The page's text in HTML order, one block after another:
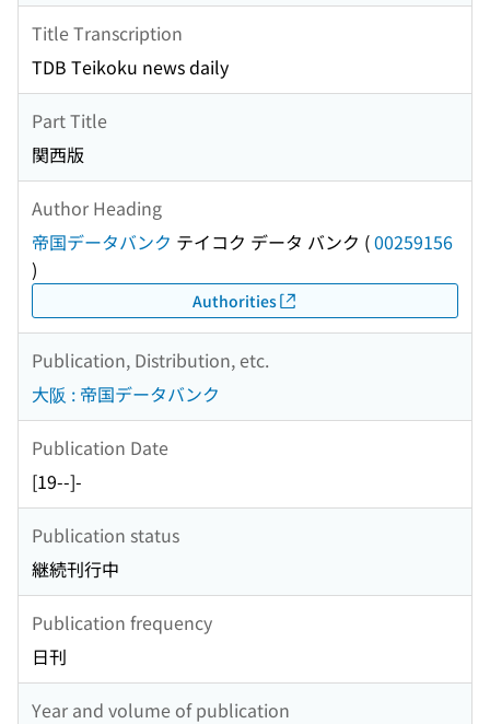
Title Transcription
TDB Teikoku news daily
Part Title
関西版
Author Heading
帝国データバンク テイコク データ バンク (00259156
)
Authorities
Publication, Distribution, etc.
大阪 : 帝国データバンク
Publication Date
[19--]-
Publication status
継続刊行中
Publication frequency
日刊
Year and volume of publication